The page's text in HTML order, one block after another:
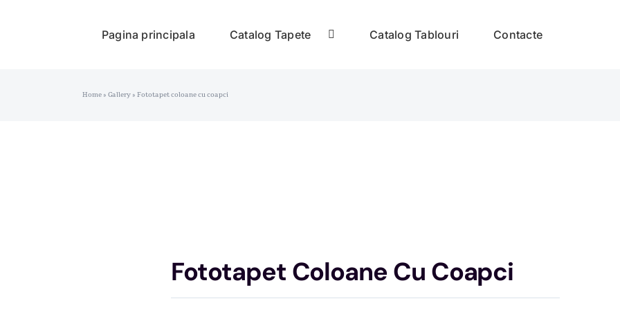
Pagina principala Catalog Tapete Catalog Tablouri Contacte
Home»Gallery»Fototapet coloane cu coapci
Fototapet Coloane Cu Coapci